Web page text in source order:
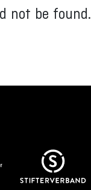
not be found.